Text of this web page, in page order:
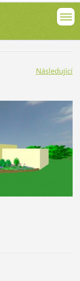
Následující